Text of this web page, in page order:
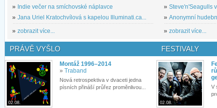
» Indie večer na smíchovské náplavce
» Jana Uriel Kratochvílová s kapelou Illuminati.ca...
» zobrazit více...
» Steve'n'Seagulls
» Anonymní
» zobrazit více...
PRÁVĚ VYŠLO
02.08.
Montáž 1996–2014
» Traband
Nová retrospektiva v dvaceti jedna
písních přináší průřez proměnlivou...
FESTIVALY
02.08.
V